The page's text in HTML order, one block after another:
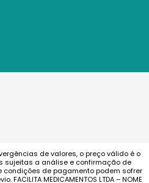
de valores, o preço válido é o
sujeitas a análise e confirmação de
condições de pagamento podem sofrer
MEDICAMENTOS LTDA – NOME